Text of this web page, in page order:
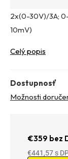
2x(0-30V)/3A;
10mV)
Celý popis
Dostupnosť
Možnosti
€359 bez
€441,57